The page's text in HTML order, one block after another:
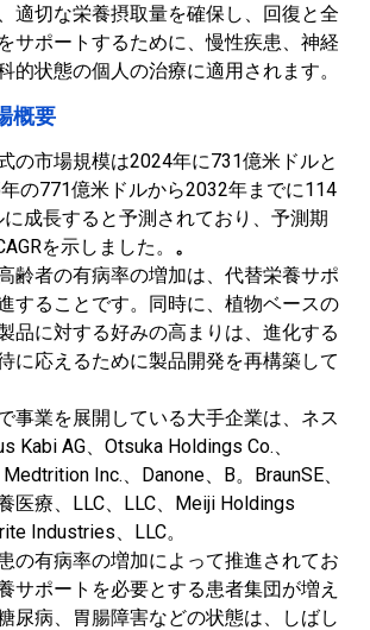
適切な栄養摂取量を確保し、回復と全
サポートするために、慢性疾患、神経
的状態の個人の治療に適用されます。
概要
の市場規模は2024年に731億米ドルと
の771億米ドルから2032年までに114
成長すると予測されており、予測期
を示しました。 。
齢者の有病率の増加は、代替栄養サポ
することです。同時に、植物ベースの
品に対する好みの高まりは、進化する
に応えるために製品開発を再構築して
事業を展開している大手企業は、ネス
Kabi AG、Otsuka Holdings Co.、
Inc.、Danone、B。BraunSE、
医療、LLC、LLC、Meiji Holdings
Industries、LLC。
の有病率の増加によって推進されてお
サポートを必要とする患者集団が増え
尿病、胃腸障害などの状態は、しばし